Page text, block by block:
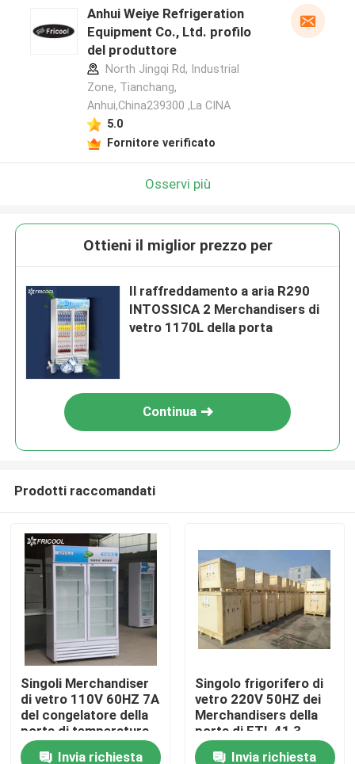
Casa
Prodotti
Chi siamo
Anhui Weiye Refrigeration
Equipment Co., Ltd. profilo
del produttore
North Jingqi Rd, Industrial
Zone, Tianchang,
Anhui,China239300 ,La CINA
5.0
Fornitore verificato
Osservi più
Ottieni il miglior prezzo per
Il raffreddamento a aria R290
INTOSSICA 2 Merchandisers di
vetro 1170L della porta
Continua
Prodotti raccomandati
Singoli Merchandiser
di vetro 110V 60HZ 7A
del congelatore della
porta di temperatura
2
Invia richiesta
Singolo frigorifero di
vetro 220V 50HZ dei
Merchandisers della
porta di ETL 41,3
Cu.Ft
Invia richiesta